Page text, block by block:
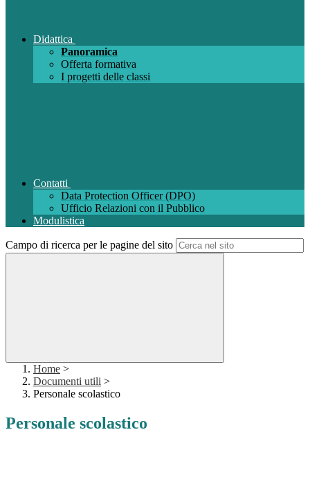
Didattica
Panoramica
Offerta formativa
I progetti delle classi
Contatti
Data Protection Officer (DPO)
Ufficio Relazioni con il Pubblico
Modulistica
Campo di ricerca per le pagine del sito
Home >
Documenti utili >
Personale scolastico
Personale scolastico